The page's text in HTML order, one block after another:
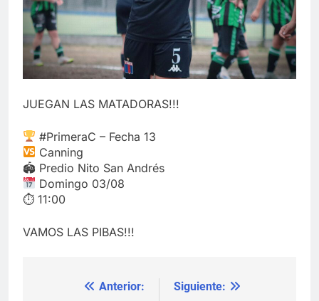
JUEGAN LAS MATADORAS!!!
#PrimeraC – Fecha 13
Canning
🏟 Predio Nito San Andrés
Domingo 03/08
⏱ 11:00
VAMOS LAS PIBAS!!!
Navegación
Anterior:
Siguiente: